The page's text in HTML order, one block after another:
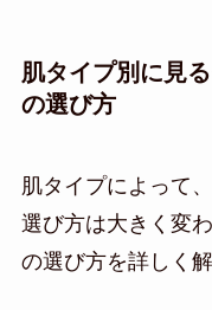
肌タイプ別に見
の選び方
肌タイプによって
選び方は大きく変
の選び方を詳しく解